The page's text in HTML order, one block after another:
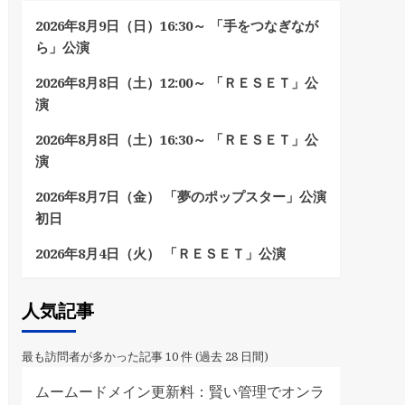
2026年8月9日（日）16:30～ 「手をつなぎなが
ら」公演
2026年8月8日（土）12:00～ 「ＲＥＳＥＴ」公
演
2026年8月8日（土）16:30～ 「ＲＥＳＥＴ」公
演
2026年8月7日（金） 「夢のポップスター」公演
初日
2026年8月4日（火） 「ＲＥＳＥＴ」公演
人気記事
最も訪問者が多かった記事 10 件 (過去 28 日間)
ムームードメイン更新料：賢い管理でオンラ